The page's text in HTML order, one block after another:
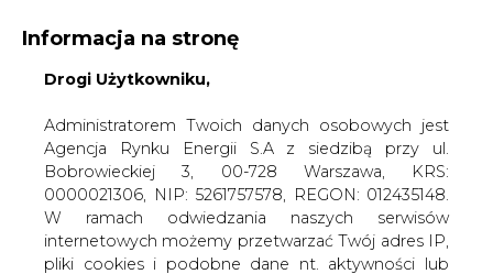
KONTAKT:
WYDAWCA PORTALU:
WYSOKI KONTRAST A A
ZALOGUJ SIĘ
Informacja na stronę
Drogi Użytkowniku,
Administratorem Twoich danych osobowych jest
Agencja Rynku Energii S.A z siedzibą przy ul.
Bobrowieckiej 3, 00-728 Warszawa, KRS:
0000021306, NIP: 5261757578, REGON: 012435148.
W ramach odwiedzania naszych serwisów
internetowych możemy przetwarzać Twój adres IP,
pliki cookies i podobne dane nt. aktywności lub